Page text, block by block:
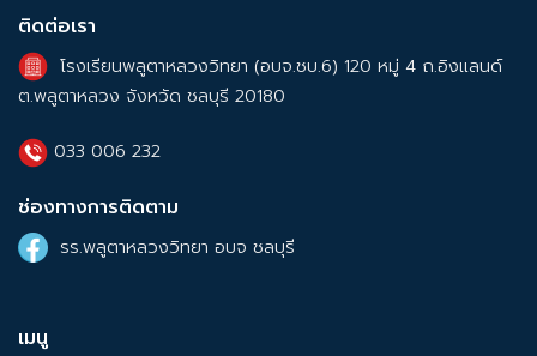
เมนู
ติดต่อเรา
โรงเรียนพลูตาหลวงวิทยา (อบจ.ชบ.6) 120 หมู่ 4 ถ.อิงแลนด์
ต.พลูตาหลวง จังหวัด ชลบุรี 20180
033 006 232
ช่องทางการติดตาม
รร.พลูตาหลวงวิทยา อบจ ชลบุรี